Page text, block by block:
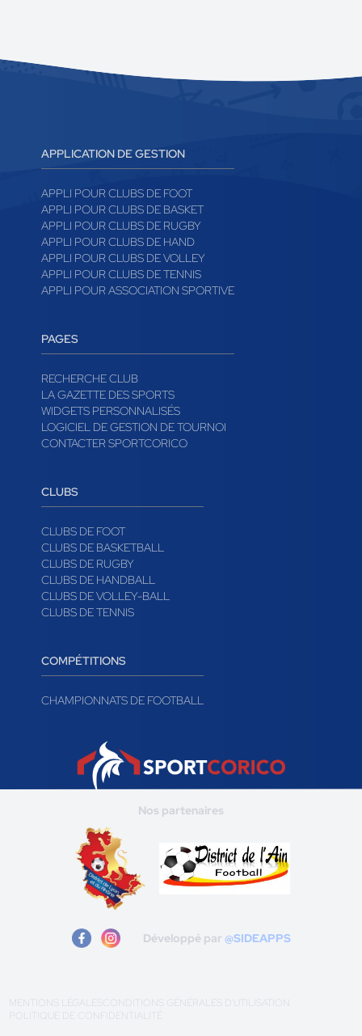
APPLICATION DE GESTION
APPLI POUR CLUBS DE FOOT
APPLI POUR CLUBS DE BASKET
APPLI POUR CLUBS DE RUGBY
APPLI POUR CLUBS DE HAND
APPLI POUR CLUBS DE VOLLEY
APPLI POUR CLUBS DE TENNIS
APPLI POUR ASSOCIATION SPORTIVE
PAGES
RECHERCHE CLUB
LA GAZETTE DES SPORTS
WIDGETS PERSONNALISÉS
LOGICIEL DE GESTION DE TOURNOI
CONTACTER SPORTCORICO
CLUBS
CLUBS DE FOOT
CLUBS DE BASKETBALL
CLUBS DE RUGBY
CLUBS DE HANDBALL
CLUBS DE VOLLEY-BALL
CLUBS DE TENNIS
COMPÉTITIONS
CHAMPIONNATS DE FOOTBALL
Nos partenaires
Développé par @SIDEAPPS
MENTIONS LÉGALES
CONDITIONS GÉNÉRALES D'UTILISATION
POLITIQUE DE CONFIDENTIALITÉ